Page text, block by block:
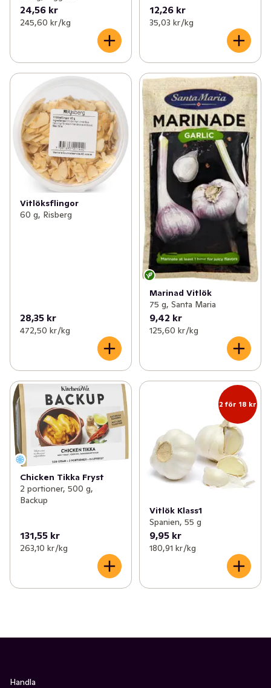
24,56 kr
245,60 kr /kg
12,26 kr
35,03 kr /kg
Vitlöksflingor
60 g, Risberg
28,35 kr
472,50 kr /kg
Marinad Vitlök
75 g, Santa Maria
9,42 kr
125,60 kr /kg
Chicken Tikka Fryst
2 portioner, 500 g,
Backup
131,55 kr
263,10 kr /kg
2 för 18 kr
Vitlök Klass1
Spanien, 55 g
9,95 kr
180,91 kr /kg
Handla